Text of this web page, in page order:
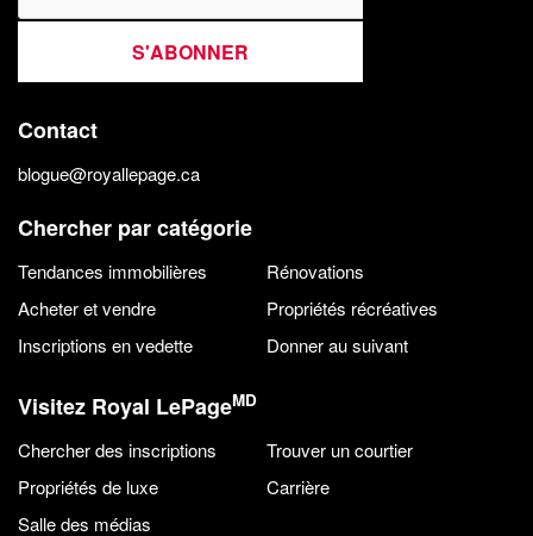
S'ABONNER
Contact
blogue@royallepage.ca
Chercher par catégorie
Tendances immobilières
Rénovations
Acheter et vendre
Propriétés récréatives
Inscriptions en vedette
Donner au suivant
Visitez Royal LePageMD
Chercher des inscriptions
Trouver un courtier
Propriétés de luxe
Carrière
Salle des médias